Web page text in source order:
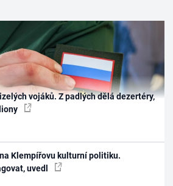
vojáků. Z padlých dělá dezertéry,
Klempířovu kulturní politiku.
uvedl